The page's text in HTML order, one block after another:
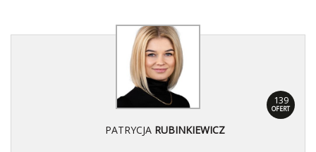
139
OFERT
PATRYCJA RUBINKIEWICZ